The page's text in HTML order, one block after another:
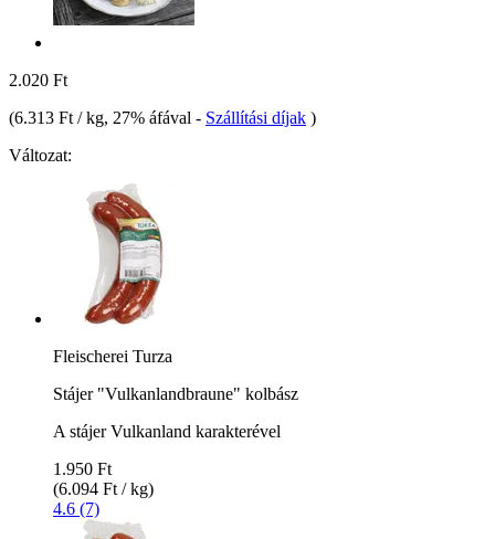
2.020 Ft
(6.313 Ft / kg, 27% áfával - Szállítási díjak )
Változat:
Fleischerei Turza
Stájer "Vulkanlandbraune" kolbász
A stájer Vulkanland karakterével
1.950 Ft
(6.094 Ft / kg)
4.6 (7)